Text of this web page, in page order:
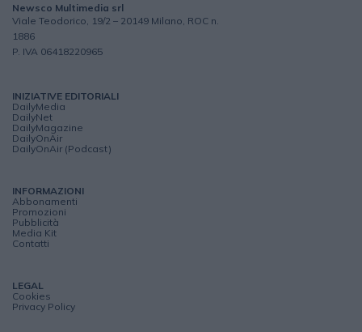
Newsco Multimedia srl
Viale Teodorico, 19/2 – 20149 Milano, ROC n.
1886
P. IVA 06418220965
INIZIATIVE EDITORIALI
DailyMedia
DailyNet
DailyMagazine
DailyOnAir
DailyOnAir (Podcast)
INFORMAZIONI
Abbonamenti
Promozioni
Pubblicità
Media Kit
Contatti
LEGAL
Cookies
Privacy Policy